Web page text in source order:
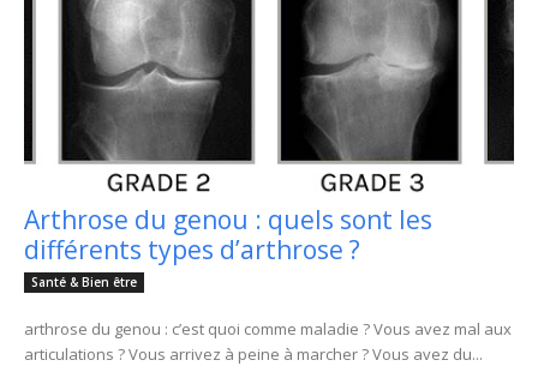
Arthrose du genou : quels sont les
différents types d’arthrose ?
Santé & Bien être
arthrose du genou : c’est quoi comme maladie ? Vous avez mal aux
articulations ? Vous arrivez à peine à marcher ? Vous avez du...